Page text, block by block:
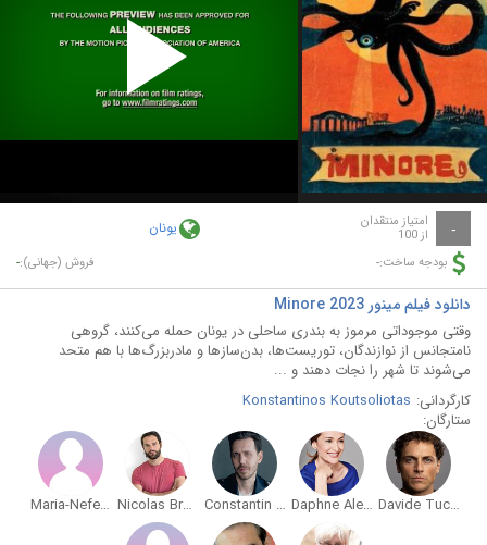
Play
Video
- امتیاز منتقدان
از 100 یونان
بودجه ساخت:- فروش (جهانی):-
دانلود فیلم مینور Minore 2023
وقتی موجوداتی مرموز به بندری ساحلی در یونان حمله می‌کنند، گروهی
نامتجانس از نوازندگان، توریست‌ها، بدن‌سازها و مادربزرگ‌ها با هم متحد
می‌شوند تا شهر را نجات دهند و ...
کارگردانی: Konstantinos Koutsoliotas
ستارگان:
Davide Tucci
Daphne Alexander
Constantin Symsiris
Nicolas Bravos
Maria-Nefeli Douka